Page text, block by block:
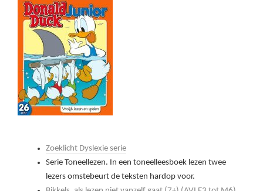
Zoeklicht Dyslexie serie
Serie Toneellezen. In een toneelleesboek lezen twee
lezers omstebeurt de teksten hardop voor.